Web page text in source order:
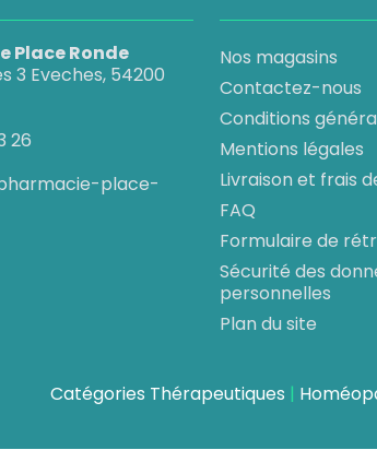
Place Ronde
3 Eveches, 54200
26
place-
Nos magasins
Contactez-nous
Conditions
Mentions légales
Livraison et frais
FAQ
Formulaire de
Sécurité des
personnelles
Plan du site
Catégories Thérapeutiques